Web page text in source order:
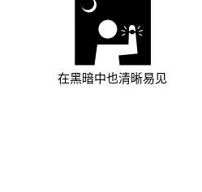
在黑暗中也清晰易见